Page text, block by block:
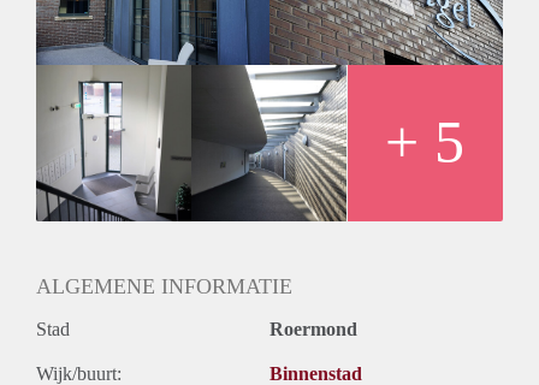
achterzijde het overdekte winkelcentrum. Nabij de Roer en
de Maas, Designer Outlet Center en NS station.
+ 5
ALGEMENE INFORMATIE
Stad Roermond
Wijk/buurt: Binnenstad